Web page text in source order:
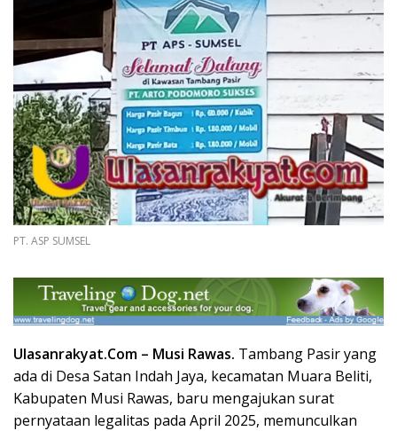
PT. ASP SUMSEL
Ulasanrakyat.Com – Musi Rawas. Tambang Pasir yang
ada di Desa Satan Indah Jaya, kecamatan Muara Beliti,
Kabupaten Musi Rawas, baru mengajukan surat
pernyataan legalitas pada April 2025, memunculkan